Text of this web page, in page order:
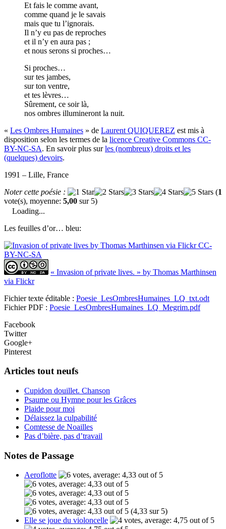
Et fais le comme avant,
comme quand je le savais
mais que tu l’ignorais.
Il n’y eu pas de reproches
et il n’y en aura pas ;
et nous serons si proches…
Si proches…
sur tes jambes,
sur ton ventre,
et tes lèvres…
Sûrement, ce soir là,
nos ombres illumineront la nuit.
« Les Ombres Humaines » de Laurent QUIQUEREZ est mis à
disposition selon les termes de la licence Creative Commons CC-
BY-NC-SA. En savoir plus surles (nombreux) droits et les
(quelques) devoirs.
1991 – Lille, France
Noter cette poésie :
(1
vote(s), moyenne: 5,00 sur 5)
Loading...
Les feuilles d’or… bleu:
« Invasion of private lives. » by Thomas Marthinsen
via Flickr
Fichier texte éditable : Poesie_LesOmbresHumaines_LQ_txt.odt
Fichier PDF : Poesie_LesOmbresHumaines_LQ_Megrim.pdf
Facebook
Twitter
Google+
Pinterest
Articles tout neufs
Cupidon douillet. Chanson
Psaume ou Hymne pour les Grâces
Plaide pour moi
Délaissez la culpabilité
Comtesse de Noailles
Pas d’bière, pas d’travail
Notes de Passage
Aeroflotte
(4,33 sur 5)
Elle se joue du violoncelle